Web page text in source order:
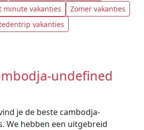
minute vakanties
Zomer vakanties
vakanties
undefined
je de beste cambodja-
We hebben een uitgebreid